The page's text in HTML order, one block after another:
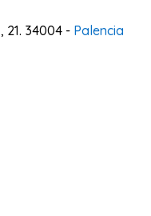
21. 34004 - Palencia